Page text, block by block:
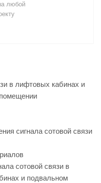
любой
в лифтовых кабинах и
сигнала сотовой связи
сотовой связи в
и подвальном